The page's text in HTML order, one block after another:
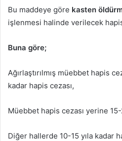
Bu maddeye göre kasten
işlenmesi halinde verilecek
Buna göre;
Ağırlaştırılmış müebbet hapis
kadar hapis cezası,
Müebbet hapis cezası yerine
Diğer hallerde 10-15 yıla kadar